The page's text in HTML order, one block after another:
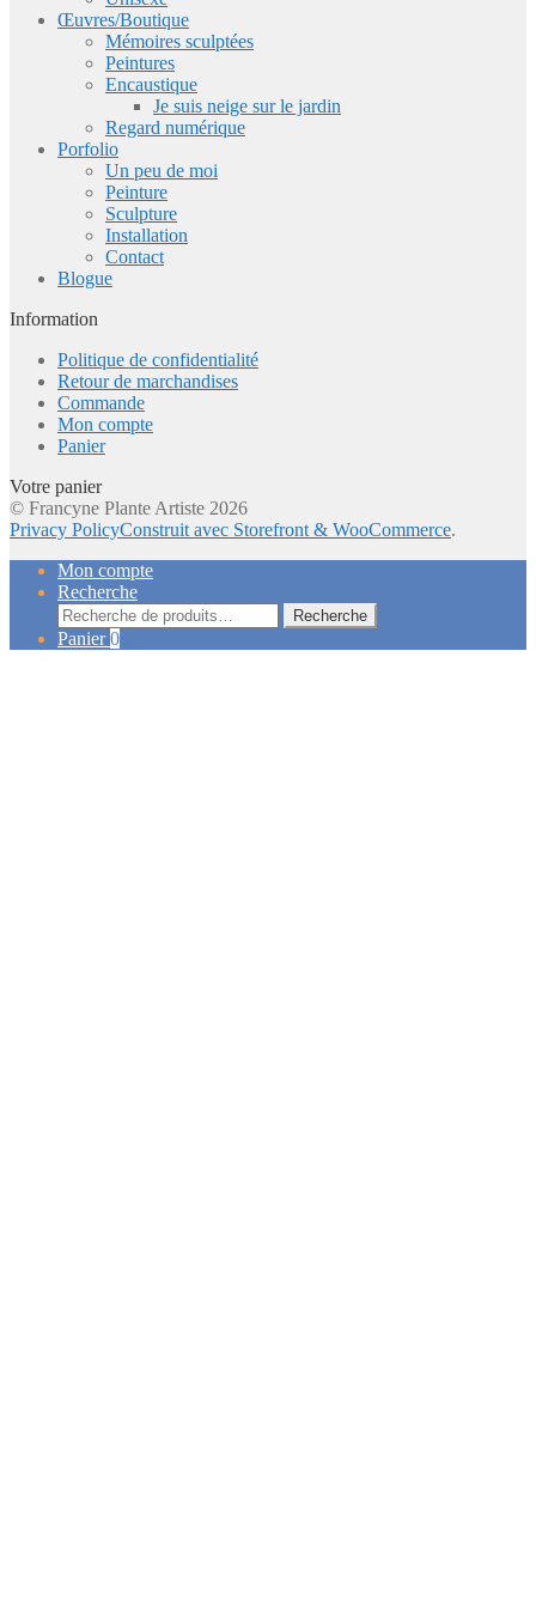
Œuvres/Boutique
Mémoires sculptées
Peintures
Encaustique
Je suis neige sur le jardin
Regard numérique
Porfolio
Un peu de moi
Peinture
Sculpture
Installation
Contact
Blogue
Information
Politique de confidentialité
Retour de marchandises
Commande
Mon compte
Panier
Votre panier
© Francyne Plante Artiste 2026
Privacy PolicyConstruit avec Storefront & WooCommerce.
Mon compte
Recherche
Recherche
pour :
Recherche
Panier0